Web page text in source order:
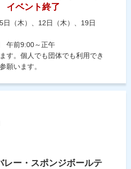
イベント終了
日（木）、12日（木）、19日
午前9:00～正午
す。個人でも団体でも利用でき
願います。
レー・スポンジボールテ